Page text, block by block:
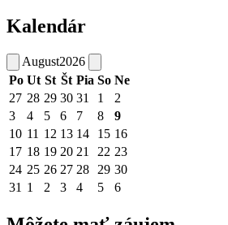
Kalendár
August2026
Po Ut St Št Pia So Ne
27 28 29 30 31 1
2
3
4 5 6 7 8
9
10 11 12 13 14 15 16
17 18 19 20 21 22 23
24 25 26 27 28 29 30
31 1 2 3 4 5 6